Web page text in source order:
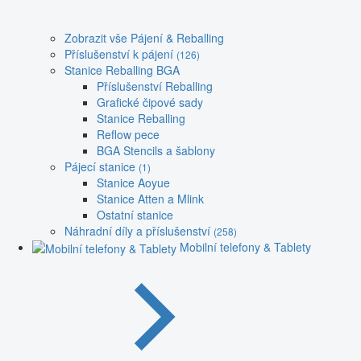
Zobrazit vše Pájení & Reballing
Příslušenství k pájení (126)
Stanice Reballing BGA
Příslušenství Reballing
Grafické čipové sady
Stanice Reballing
Reflow pece
BGA Stencils a šablony
Pájecí stanice (1)
Stanice Aoyue
Stanice Atten a Mlink
Ostatní stanice
Náhradní díly a příslušenství (258)
Mobilní telefony & Tablety